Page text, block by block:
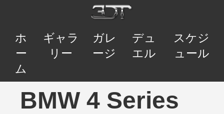
ホ
ー
ム
ギャラ
リー
ガレ
ージ
デュ
エル
スケジ
ュール
BMW 4 Series